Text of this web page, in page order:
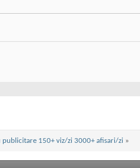
publicitare 150+ viz/zi 3000+ afisari/zi »